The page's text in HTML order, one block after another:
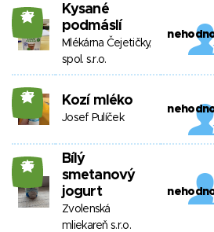
27
Kysané
podmáslí
Mlékárna Čejetičky,
spol. s.r.o.
27 Kozí mléko
Josef Pulíček
25
Bílý
smetanový
jogurt
Zvolenská
mliekareň s.r.o.